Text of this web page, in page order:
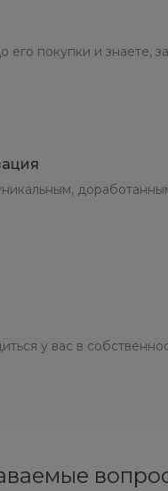
его покупки и знаете,
у вас в